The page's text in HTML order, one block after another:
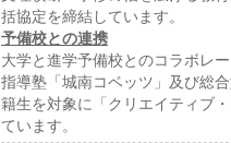
括協定を締結しています。
予備校との連携
大学と進学予備校とのコラボレ
指導塾「城南コベッツ」及び総
籍生を対象に「クリエイティブ
ています。